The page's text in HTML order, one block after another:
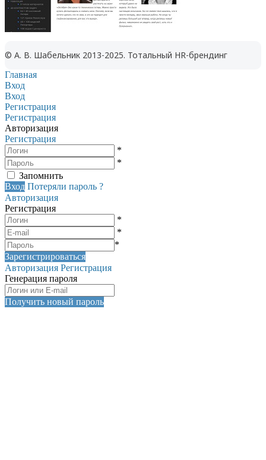
© А. В. Шабельник 2013-2025. Тотальный HR-брендинг
Главная
Вход
Вход
Регистрация
Регистрация
Авторизация
Регистрация
*
*
Запомнить
Вход Потеряли пароль ?
Авторизация
Регистрация
*
*
*
Зарегистрироваться
Авторизация Регистрация
Генерация пароля
Получить новый пароль